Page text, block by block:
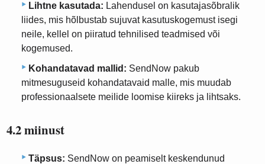
Lihtne kasutada: Lahendusel on kasutajasõbralik
liides, mis hõlbustab sujuvat kasutuskogemust isegi
neile, kellel on piiratud tehnilised teadmised või
kogemused.
Kohandatavad mallid: SendNow pakub
mitmesuguseid kohandatavaid malle, mis muudab
professionaalsete meilide loomise kiireks ja lihtsaks.
4.2 miinust
Täpsus: SendNow on peamiselt keskendunud